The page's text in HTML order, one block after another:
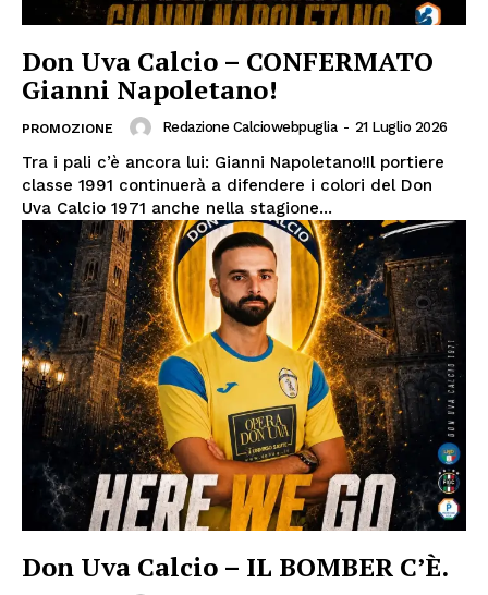
Don Uva Calcio – CONFERMATO
Gianni Napoletano!
PROMOZIONE Redazione Calciowebpuglia - 21 Luglio 2026
Tra i pali c’è ancora lui: Gianni Napoletano!Il portiere
classe 1991 continuerà a difendere i colori del Don
Uva Calcio 1971 anche nella stagione...
Don Uva Calcio – IL BOMBER C’È.